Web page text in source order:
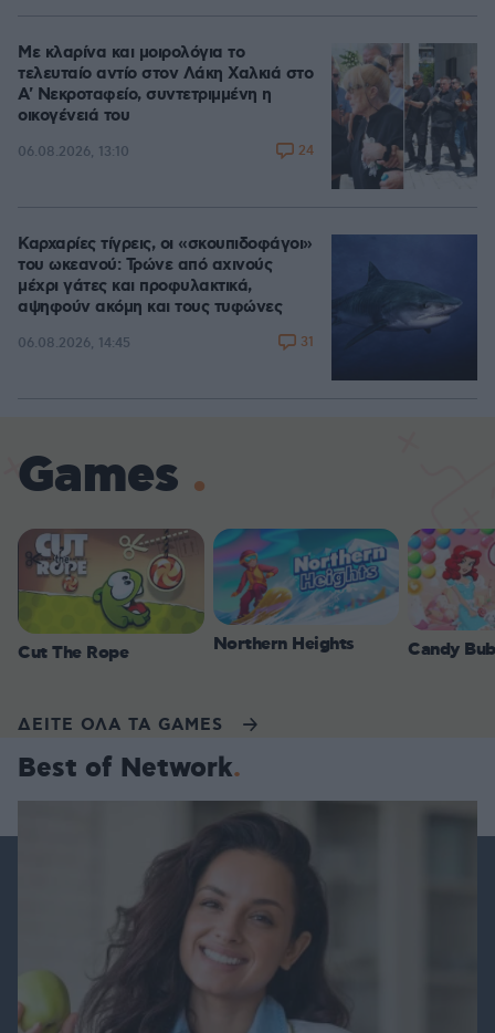
Με κλαρίνα και μοιρολόγια το
τελευταίο αντίο στον Λάκη Χαλκιά στο
A' Νεκροταφείο, συντετριμμένη η
οικογένειά του
06.08.2026, 13:10 24
Καρχαρίες τίγρεις, οι «σκουπιδοφάγοι»
του ωκεανού: Τρώνε από αχινούς
μέχρι γάτες και προφυλακτικά,
αψηφούν ακόμη και τους τυφώνες
06.08.2026, 14:45 31
Games
Cut The Rope Northern Heights Candy
ΔΕΙΤΕ ΟΛΑ ΤΑ GAMES
Best of Network